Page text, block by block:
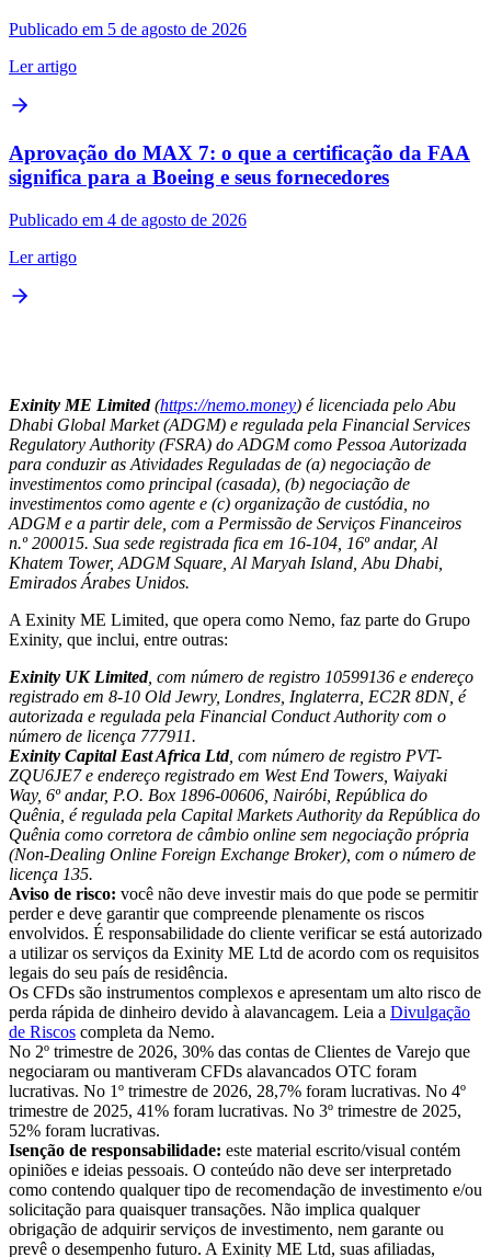
Publicado em 5 de agosto de 2026
Ler artigo
Aprovação do MAX 7: o que a certificação da FAA
significa para a Boeing e seus fornecedores
Publicado em 4 de agosto de 2026
Ler artigo
Exinity ME Limited(https://nemo.money) é licenciada pelo Abu
Dhabi Global Market (ADGM) e regulada pela Financial Services
Regulatory Authority (FSRA) do ADGM como Pessoa Autorizada
para conduzir as Atividades Reguladas de (a) negociação de
investimentos como principal (casada), (b) negociação de
investimentos como agente e (c) organização de custódia, no
ADGM e a partir dele, com a Permissão de Serviços Financeiros
n.º 200015. Sua sede registrada fica em 16-104, 16º andar, Al
Khatem Tower, ADGM Square, Al Maryah Island, Abu Dhabi,
Emirados Árabes Unidos.
A Exinity ME Limited, que opera como Nemo, faz parte do Grupo
Exinity, que inclui, entre outras:
Exinity UK Limited, com número de registro 10599136 e endereço
registrado em 8-10 Old Jewry, Londres, Inglaterra, EC2R 8DN, é
autorizada e regulada pela Financial Conduct Authority com o
número de licença 777911.
Exinity Capital East Africa Ltd, com número de registro PVT-
ZQU6JE7 e endereço registrado em West End Towers, Waiyaki
Way, 6º andar, P.O. Box 1896-00606, Nairóbi, República do
Quênia, é regulada pela Capital Markets Authority da República do
Quênia como corretora de câmbio online sem negociação própria
(Non-Dealing Online Foreign Exchange Broker), com o número de
licença 135.
Aviso de risco: você não deve investir mais do que pode se permitir
perder e deve garantir que compreende plenamente os riscos
envolvidos. É responsabilidade do cliente verificar se está autorizado
a utilizar os serviços da Exinity ME Ltd de acordo com os requisitos
legais do seu país de residência.
Os CFDs são instrumentos complexos e apresentam um alto risco de
perda rápida de dinheiro devido à alavancagem. Leia a Divulgação
de Riscos completa da Nemo.
No 2º trimestre de 2026, 30% das contas de Clientes de Varejo que
negociaram ou mantiveram CFDs alavancados OTC foram
lucrativas. No 1º trimestre de 2026, 28,7% foram lucrativas. No 4º
trimestre de 2025, 41% foram lucrativas. No 3º trimestre de 2025,
52% foram lucrativas.
Isenção de responsabilidade: este material escrito/visual contém
opiniões e ideias pessoais. O conteúdo não deve ser interpretado
como contendo qualquer tipo de recomendação de investimento e/ou
solicitação para quaisquer transações. Não implica qualquer
obrigação de adquirir serviços de investimento, nem garante ou
prevê o desempenho futuro. A Exinity ME Ltd, suas afiliadas,